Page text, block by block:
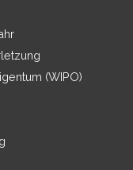
(WIPO)